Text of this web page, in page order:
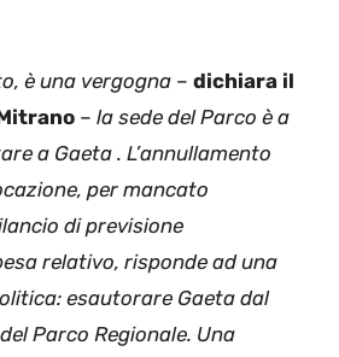
è una vergogna – dichiara il
– la sede del Parco è a
a Gaeta . L’annullamento
per mancato
di previsione
relativo, risponde ad una
esautorare Gaeta dal
Parco Regionale. Una